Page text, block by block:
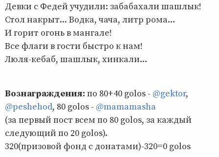
Девки с Федей учудили: забабахали шашлык!
Стол накрыт... Водка, чача, литр рома...
И горит огонь в мангале!
Все флаги в гости быстро к нам!
Люля-кебаб, шашлык, хинкали...
Вознаграждения: по 80+40 gоlоs - @gektor,
@peshehod, 80 gоlоs - @mamamasha
(за первый пост всем по 80 gоlоs, за каждый
следующий по 20 gоlоs).
320(призовой фонд с донатами)-320=0 gоlоs